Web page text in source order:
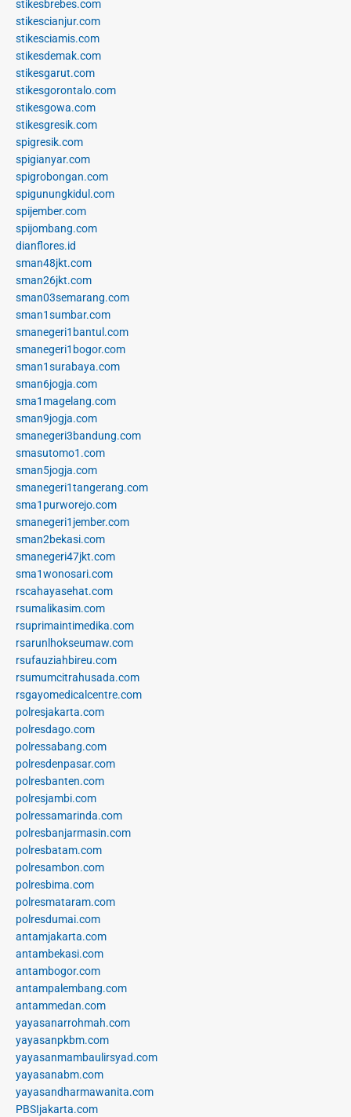
stikesbrebes.com
stikescianjur.com
stikesciamis.com
stikesdemak.com
stikesgarut.com
stikesgorontalo.com
stikesgowa.com
stikesgresik.com
spigresik.com
spigianyar.com
spigrobongan.com
spigunungkidul.com
spijember.com
spijombang.com
dianflores.id
sman48jkt.com
sman26jkt.com
sman03semarang.com
sman1sumbar.com
smanegeri1bantul.com
smanegeri1bogor.com
sman1surabaya.com
sman6jogja.com
sma1magelang.com
sman9jogja.com
smanegeri3bandung.com
smasutomo1.com
sman5jogja.com
smanegeri1tangerang.com
sma1purworejo.com
smanegeri1jember.com
sman2bekasi.com
smanegeri47jkt.com
sma1wonosari.com
rscahayasehat.com
rsumalikasim.com
rsuprimaintimedika.com
rsarunlhokseumaw.com
rsufauziahbireu.com
rsumumcitrahusada.com
rsgayomedicalcentre.com
polresjakarta.com
polresdago.com
polressabang.com
polresdenpasar.com
polresbanten.com
polresjambi.com
polressamarinda.com
polresbanjarmasin.com
polresbatam.com
polresambon.com
polresbima.com
polresmataram.com
polresdumai.com
antamjakarta.com
antambekasi.com
antambogor.com
antampalembang.com
antammedan.com
yayasanarrohmah.com
yayasanpkbm.com
yayasanmambaulirsyad.com
yayasanabm.com
yayasandharmawanita.com
PBSIjakarta.com